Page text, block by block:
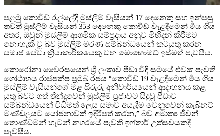
පළමු කොවිඩ් රැල්ලේදී මුස්ලිම් වැසියන් 17 දෙනෙකු සහ ඉන්පසු
තවත් මුස්ලිම් වැසියන් 353 දෙනෙකු කොවිඩ් වැළදීමෙන් මිය ගිය
අතර, ඔවුන් මුස්ලිම් ආගමික සම්ප්‍රදාය අනුව මිහිදන් කිරීමට
නොහැකි වූ බව මුස්ලිම් මරණ සම්බන්ධයෙන් කටයුතු කරන
සමාජ සේවා ක්‍රියාකාරිකයෙකු වන මොහොමඩ් ඉස්මත් පැවසීය.
කොරෝනා වෛරසයෙන් ශ්‍රී ලංකාව පීඩා විඳි සමයේ එවක පැවති
ගෝඨාභය රාජපක්ෂ ප්‍රමුඛ රජය “කොවිඩ් 19 වැළඳීමෙන් මිය ගිය
මුස්ලිම් වැසියන්ගේ මළ සිරුරු අනිවාර්යයෙන් ආදාහනය කළ
යුතු බවට ගත් තීන්දුවෙන් මුස්ලිම් ප්‍රජාවට සිදුවූ පීඩාව
සම්බන්ධයෙන් විධිමත් ලෙස සමාව අයැදීම වෙනුවෙන් කැබිනට්
මණ්ඩලයට යෝජනාවක් ඉදිරිපත් කරන,” බව අමාත්‍ය ජීවන්
තොණ්ඩමන් හැටන් නගරයේ පැවති ඉෆ්තාර් උත්සවයකදී
පැවසීය.